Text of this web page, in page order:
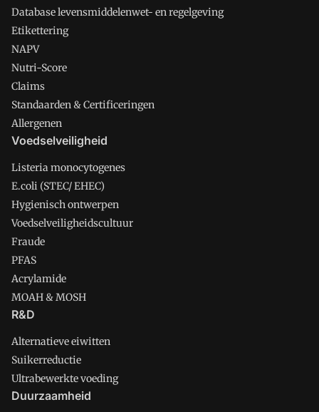
Database levensmiddelenwet- en regelgeving
Etikettering
NAPV
Nutri-Score
Claims
Standaarden & Certificeringen
Allergenen
Voedselveiligheid
Listeria monocytogenes
E.coli (STEC/ EHEC)
Hygienisch ontwerpen
Voedselveiligheidscultuur
Fraude
PFAS
Acrylamide
MOAH & MOSH
R&D
Alternatieve eiwitten
Suikerreductie
Ultrabewerkte voeding
Duurzaamheid